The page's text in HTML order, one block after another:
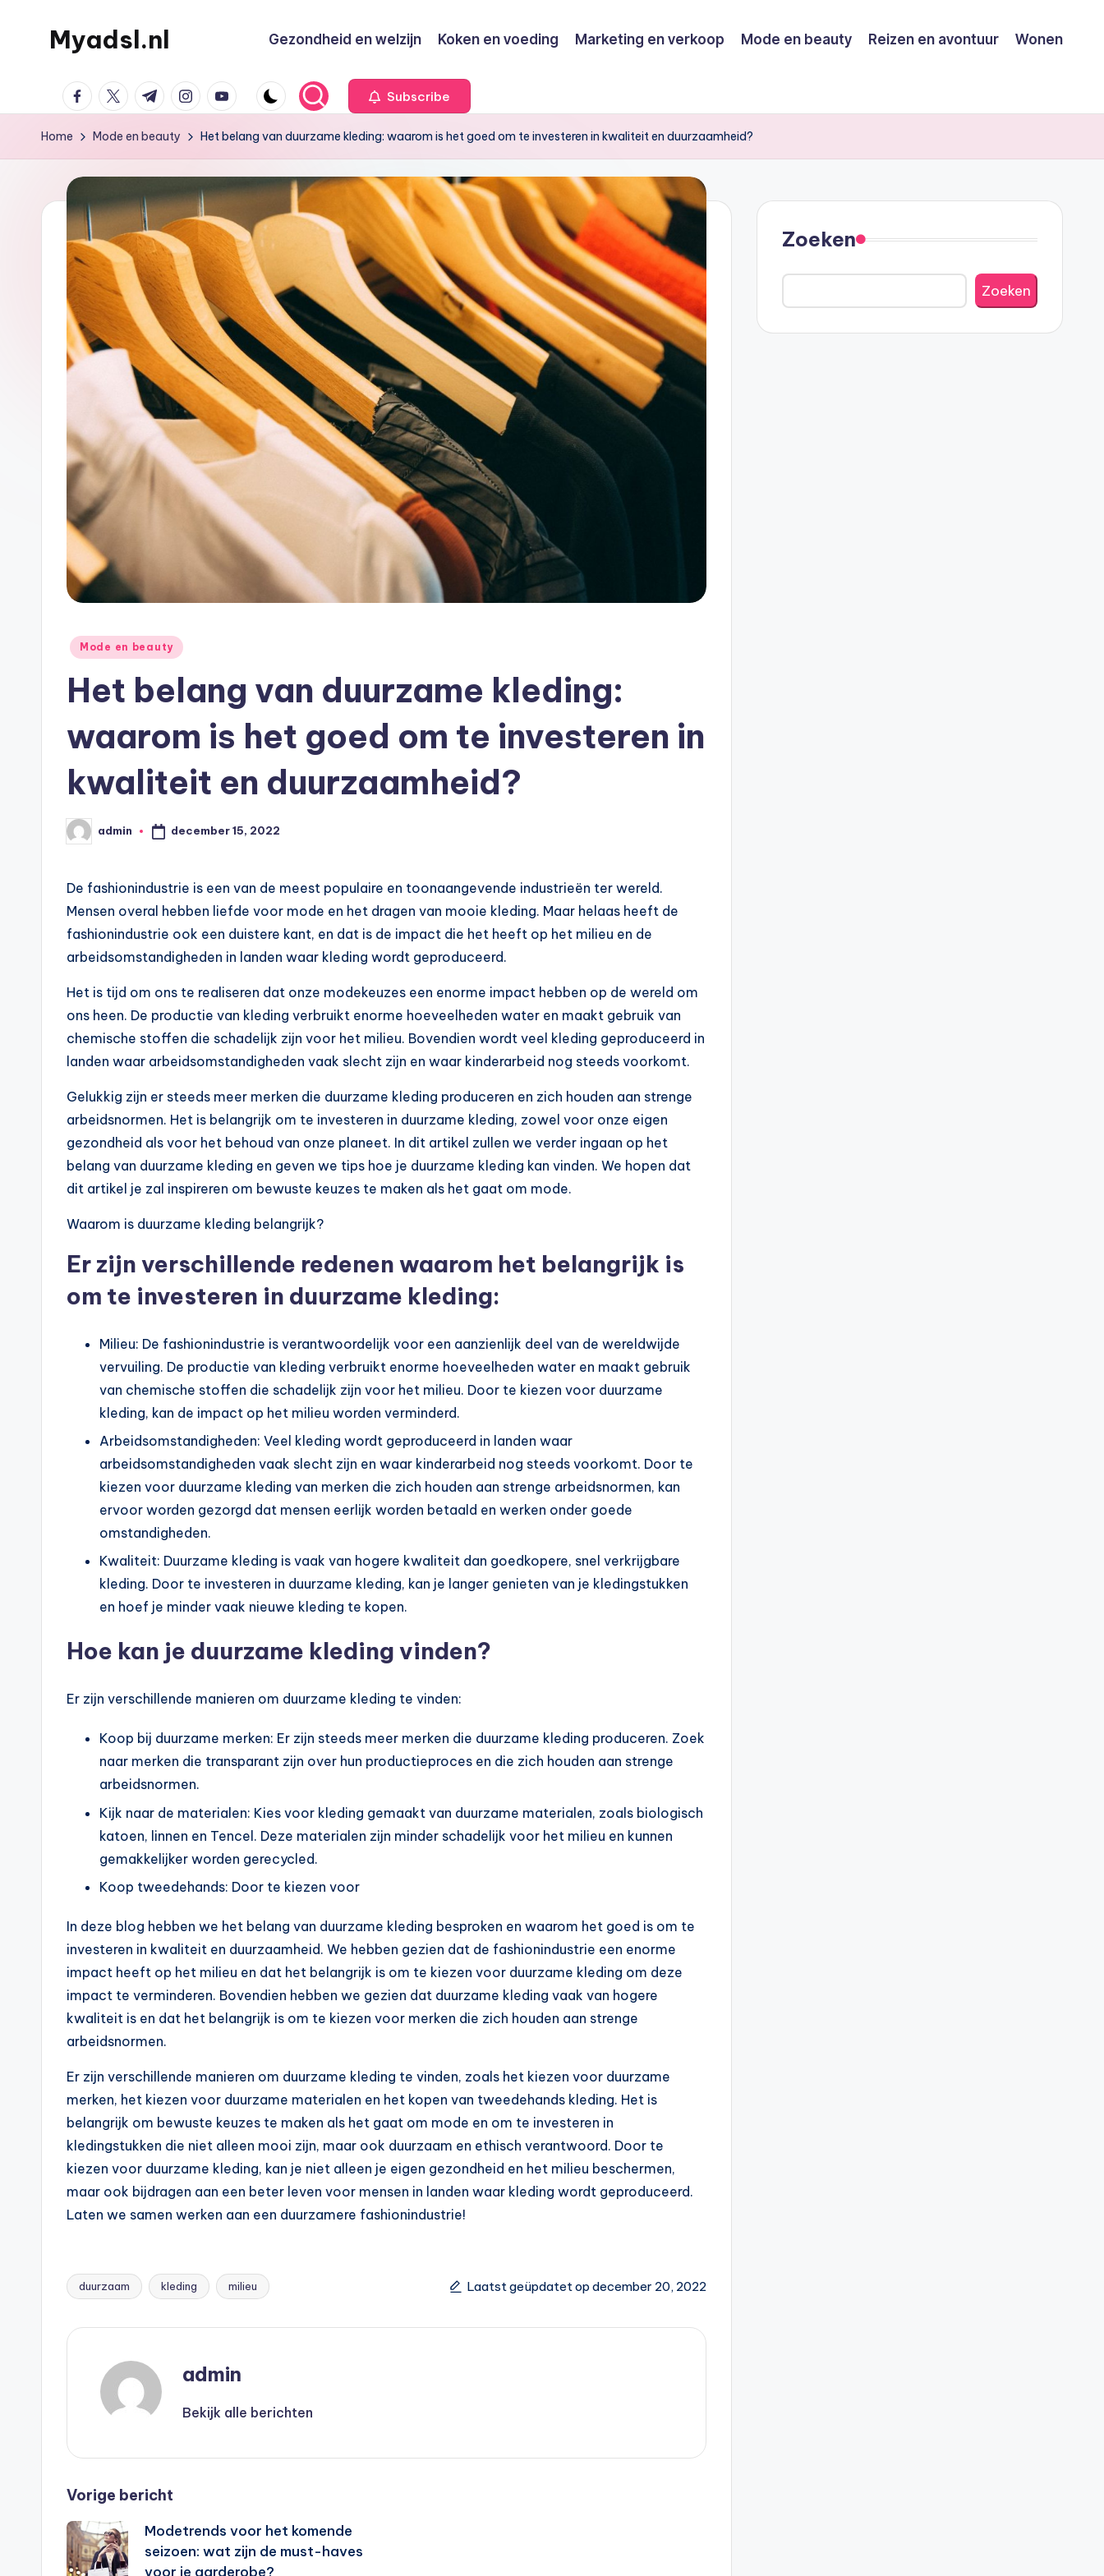
inhoud
Myadsl.nl Gezondheid en welzijn Koken en voeding Marketing en verkoop Mode en beauty Reizen en avontuur Wonen
facebook.com
twitter.com
t.me instagram.com
youtube.com Subscribe
Home Mode en beauty Het belang van duurzame kleding: waarom is het goed om te investeren in kwaliteit en duurzaamheid?
Geplaatst
Mode en beauty
Het belang van duurzame kleding:
waarom is het goed om te investeren in
kwaliteit en duurzaamheid?
Geplaatst
door
admin december 15, 2022
De fashionindustrie is een van de meest populaire en toonaangevende industrieën ter wereld.
Mensen overal hebben liefde voor mode en het dragen van mooie kleding. Maar helaas heeft de
fashionindustrie ook een duistere kant, en dat is de impact die het heeft op het milieu en de
arbeidsomstandigheden in landen waar kleding wordt geproduceerd.
Het is tijd om ons te realiseren dat onze modekeuzes een enorme impact hebben op de wereld om
ons heen. De productie van kleding verbruikt enorme hoeveelheden water en maakt gebruik van
chemische stoffen die schadelijk zijn voor het milieu. Bovendien wordt veel kleding geproduceerd in
landen waar arbeidsomstandigheden vaak slecht zijn en waar kinderarbeid nog steeds voorkomt.
Gelukkig zijn er steeds meer merken die duurzame kleding produceren en zich houden aan strenge
arbeidsnormen. Het is belangrijk om te investeren in duurzame kleding, zowel voor onze eigen
gezondheid als voor het behoud van onze planeet. In dit artikel zullen we verder ingaan op het
belang van duurzame kleding en geven we tips hoe je duurzame kleding kan vinden. We hopen dat
dit artikel je zal inspireren om bewuste keuzes te maken als het gaat om mode.
Waarom is duurzame kleding belangrijk?
Er zijn verschillende redenen waarom het belangrijk is
om te investeren in duurzame kleding:
Milieu: De fashionindustrie is verantwoordelijk voor een aanzienlijk deel van de wereldwijde
vervuiling. De productie van kleding verbruikt enorme hoeveelheden water en maakt gebruik
van chemische stoffen die schadelijk zijn voor het milieu. Door te kiezen voor duurzame
kleding, kan de impact op het milieu worden verminderd.
Arbeidsomstandigheden: Veel kleding wordt geproduceerd in landen waar
arbeidsomstandigheden vaak slecht zijn en waar kinderarbeid nog steeds voorkomt. Door te
kiezen voor duurzame kleding van merken die zich houden aan strenge arbeidsnormen, kan
ervoor worden gezorgd dat mensen eerlijk worden betaald en werken onder goede
omstandigheden.
Kwaliteit: Duurzame kleding is vaak van hogere kwaliteit dan goedkopere, snel verkrijgbare
kleding. Door te investeren in duurzame kleding, kan je langer genieten van je kledingstukken
en hoef je minder vaak nieuwe kleding te kopen.
Hoe kan je duurzame kleding vinden?
Er zijn verschillende manieren om duurzame kleding te vinden:
Koop bij duurzame merken: Er zijn steeds meer merken die duurzame kleding produceren. Zoek
naar merken die transparant zijn over hun productieproces en die zich houden aan strenge
arbeidsnormen.
Kijk naar de materialen: Kies voor kleding gemaakt van duurzame materialen, zoals biologisch
katoen, linnen en Tencel. Deze materialen zijn minder schadelijk voor het milieu en kunnen
gemakkelijker worden gerecycled.
Koop tweedehands: Door te kiezen voor
In deze blog hebben we het belang van duurzame kleding besproken en waarom het goed is om te
investeren in kwaliteit en duurzaamheid. We hebben gezien dat de fashionindustrie een enorme
impact heeft op het milieu en dat het belangrijk is om te kiezen voor duurzame kleding om deze
impact te verminderen. Bovendien hebben we gezien dat duurzame kleding vaak van hogere
kwaliteit is en dat het belangrijk is om te kiezen voor merken die zich houden aan strenge
arbeidsnormen.
Er zijn verschillende manieren om duurzame kleding te vinden, zoals het kiezen voor duurzame
merken, het kiezen voor duurzame materialen en het kopen van tweedehands kleding. Het is
belangrijk om bewuste keuzes te maken als het gaat om mode en om te investeren in
kledingstukken die niet alleen mooi zijn, maar ook duurzaam en ethisch verantwoord. Door te
kiezen voor duurzame kleding, kan je niet alleen je eigen gezondheid en het milieu beschermen,
maar ook bijdragen aan een beter leven voor mensen in landen waar kleding wordt geproduceerd.
Laten we samen werken aan een duurzamere fashionindustrie!
Tags:
duurzaam kleding milieu Laatst geüpdatet op december 20, 2022
admin
Bekijk alle berichten
Bericht
navigatie
Vorige bericht
Modetrends voor het komende
seizoen: wat zijn de must-haves
voor je garderobe?
Zoeken
Zoeken